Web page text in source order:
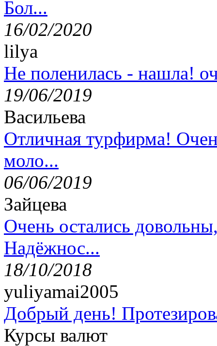
Бол...
16/02/2020
lilya
Не поленилась - нашла!
19/06/2019
Васильева
Отличная турфирма!
моло...
06/06/2019
Зайцева
Очень остались
Надёжнос...
18/10/2018
yuliyamai2005
Добрый день!
Курсы валют